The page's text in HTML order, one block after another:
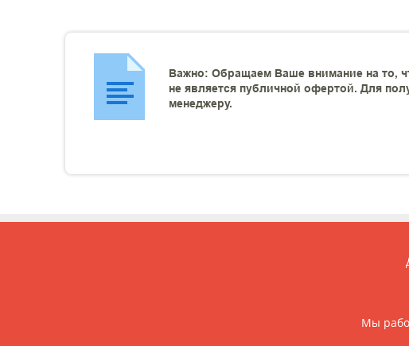
Важно: Обращаем Ваше внимание на то,
не является публичной офертой. Для
менеджеру.
Мы